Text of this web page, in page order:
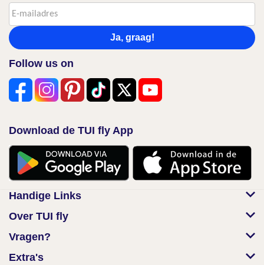
Ja, graag!
Follow us on
Download de TUI fly App
Handige Links
Over TUI fly
Vragen?
Extra's